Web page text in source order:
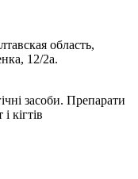
область,
12/2а.
засоби. Препарати
кігтів